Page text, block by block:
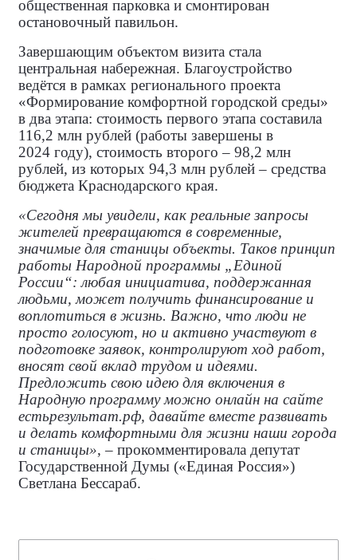
общественная парковка и смонтирован
остановочный павильон.
Завершающим объектом визита стала
центральная набережная. Благоустройство
ведётся в рамках регионального проекта
«Формирование комфортной городской среды»
в два этапа: стоимость первого этапа составила
116,2 млн рублей (работы завершены в
2024 году), стоимость второго – 98,2 млн
рублей, из которых 94,3 млн рублей – средства
бюджета Краснодарского края.
«Сегодня мы увидели, как реальные запросы
жителей превращаются в современные,
значимые для станицы объекты. Таков принцип
работы Народной программы „Единой
России“: любая инициатива, поддержанная
людьми, может получить финансирование и
воплотиться в жизнь. Важно, что люди не
просто голосуют, но и активно участвуют в
подготовке заявок, контролируют ход работ,
вносят свой вклад трудом и идеями.
Предложить свою идею для включения в
Народную программу можно онлайн на сайте
естьрезультат.рф, давайте вместе развивать
и делать комфортными для жизни наши города
и станицы», – прокомментировала депутат
Государственной Думы («Единая Россия»)
Светлана Бессараб.